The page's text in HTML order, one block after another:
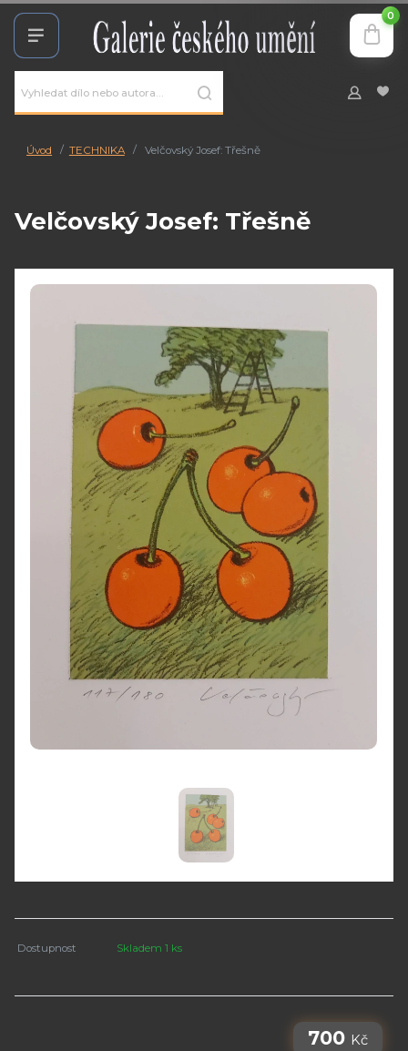
0
Úvod TECHNIKA Velčovský Josef: Třešně
Velčovský Josef: Třešně
Dostupnost Skladem 1 ks
700 Kč